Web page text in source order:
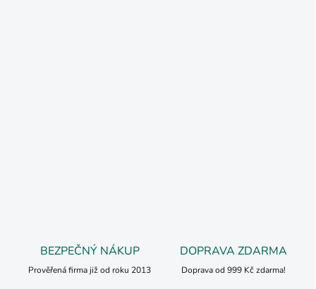
BEZPEČNÝ NÁKUP
Prověřená firma již od roku 2013
DOPRAVA ZDARMA
Doprava od 999 Kč zdarma!